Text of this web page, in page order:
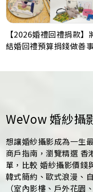
【2026婚禮回禮捐款】
結婚回禮預算捐錢做善事
WeVow 婚紗攝
想讓婚紗攝影成為一生
商戶指南，瀏覽精選
單，比較 婚紗攝影價錢
韓式簡約、歐式浪漫、
（室內影樓、戶外花